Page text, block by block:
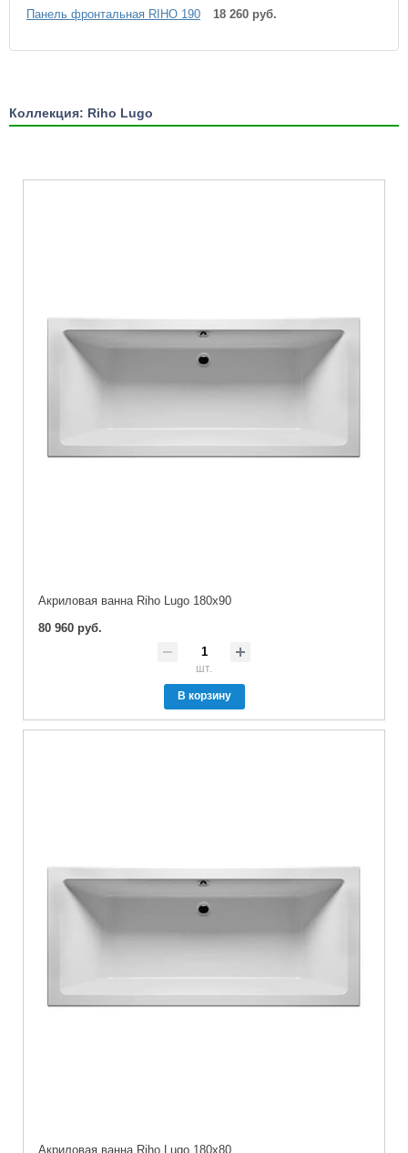
Панель фронтальная RIHO 190 18 260 руб.
Коллекция: Riho Lugo
Акриловая ванна Riho Lugo 180x90
80 960 руб.
шт.
В корзину
Акриловая ванна Riho Lugo 180x80